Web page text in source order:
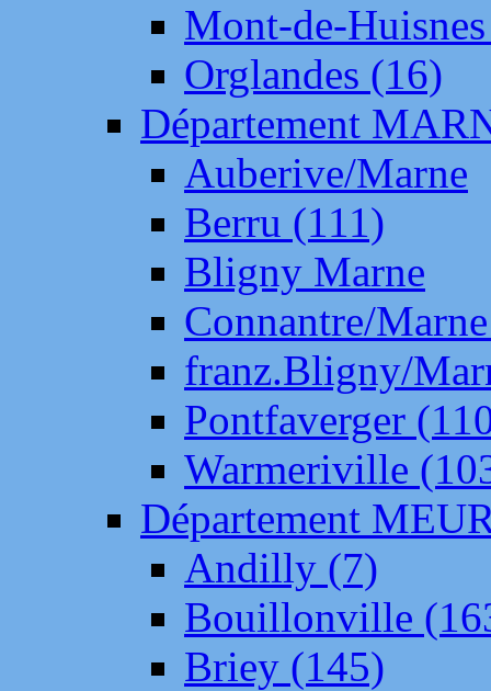
Mont-de-
Orglandes (16)
Département
Auberive/Marne
Berru (111)
Bligny Marne
Connantre/
franz.Bligny/
Pontfaverger
Warmeriville
Département
Andilly (7)
Bouillonville
Briey (145)